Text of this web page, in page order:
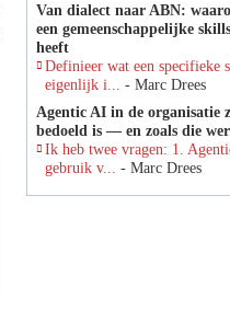
Van dialect naar ABN:
een gemeenschappelijke
heeft
Definieer wat een specifieke
eigenlijk i... - Marc Drees
Agentic AI in de organisatie
bedoeld is — en zoals die
Ik heb twee vragen: 1.
gebruik v... - Marc Drees